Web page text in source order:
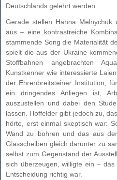
Deutschlands gelehrt werden.
Gerade stellen Hanna
aus – eine kontrastreiche
stammende Song die Materialität
spielt die aus der Ukraine
Stoffbahnen angebrachten
Kunstkenner wie interessierte
der Ehrenbreitsteiner Institution,
ein dringendes Anliegen ist,
auszustellen und dabei den
lassen. Hoffelder gibt jedoch zu,
hörte, erst einmal skeptisch war:
Wand zu bohren und das aus
Glasscheiben gleich darunter zu
selbst zum Gegenstand der
sich überzeugen, willigte ein –
Entscheidung richtig war.